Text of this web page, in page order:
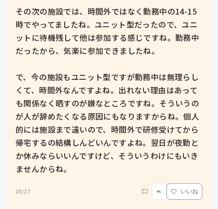
その次の施設では、時間外ではなく勤務中の14-15
時でやってましたね。ユニット型だったので、ユニ
ットに待機残して他は参加する感じですね。勤務中
だったから、気楽に参加できましたね。
で、今の施設もユニット型ですが勤務中は無理らし
くて、時間外なんですよね。出れない理由はあって
も関係なく晒すのが嫌なところですね。そういうの
が人が辞めたくなる原因にもなりますからね。個人
的には施設まで遠いので、時間外で研修受けてから
帰宅するの結構しんどいんですよね。翌日が夜勤と
か休みならいいんですけど、そういうわけにもいき
ませんからね。
10/27 いいね